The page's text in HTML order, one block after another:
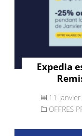
Expedia
11
OFFRES